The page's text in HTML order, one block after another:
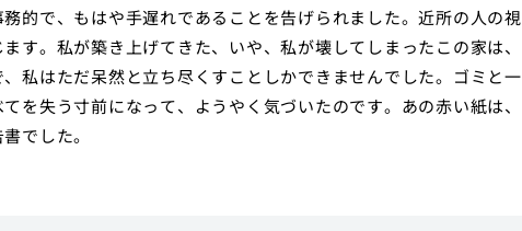
的で、もはや手遅れであることを告げられました。近所の人の視
す。私が築き上げてきた、いや、私が壊してしまったこの家は、
私はただ呆然と立ち尽くすことしかできませんでした。ゴミと一
を失う寸前になって、ようやく気づいたのです。あの赤い紙は、
でした。